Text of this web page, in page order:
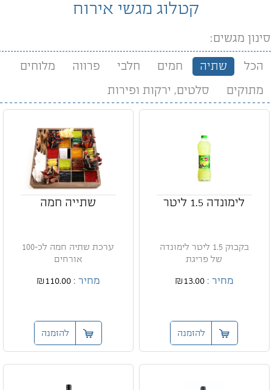
קטלוג מגשי אירוח
סינון מגשים:
הכל שתיה חמים חלבי פרווה מלוחים
מתוקים סלטים, ירקות ופירות
לימונדה 1.5 ליטר
בקבוק 1.5 ליטר לימונדה
של פריגת
מחיר :₪13.00
להזמנה
שתייה חמה
ערכת שתיה חמה לכ-100
אורחים
מחיר :₪110.00
להזמנה